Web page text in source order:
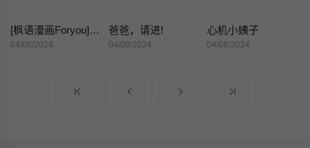
[枫语漫画Foryou]Collection Beauty
04/08/2024
爸爸，请进!
04/08/2024
心机小姨子
04/08/2024